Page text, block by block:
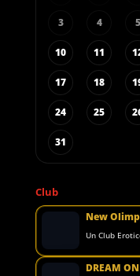
3 4 5
10 11
17 18
24 25
31
Club
New
Un Club
DREAM